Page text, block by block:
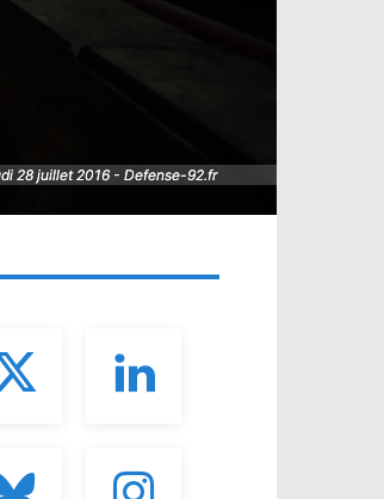
28 juillet 2016 - Defense-92.fr
28 juillet 2016 - Defense-92.fr